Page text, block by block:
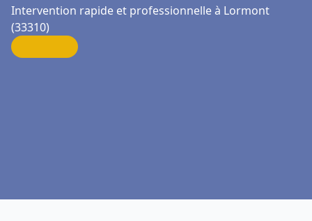
Intervention rapide et professionnelle à Lormont
(33310)